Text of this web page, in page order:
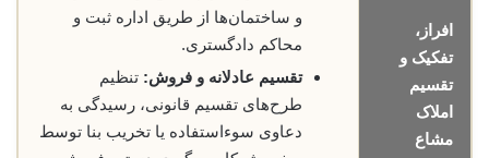
افراز،
تفکیک و
تقسیم
املاک
مشاع
و ساختمان‌ها از طریق اداره ثبت و
محاکم دادگستری.
تقسیم عادلانه و فروش: تنظیم
طرح‌های تقسیم قانونی، رسیدگی به
دعاوی سوءاستفاده یا تخریب بنا توسط